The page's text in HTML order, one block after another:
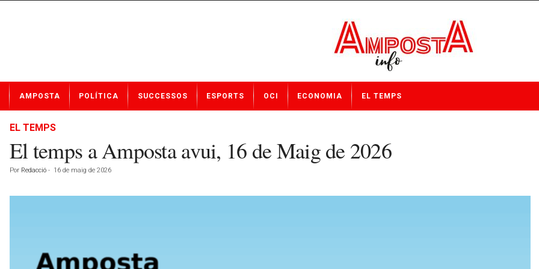
t
AMPOSTA POLÍTICA SUCCESSOS ESPORTS OCI ECONOMIA EL TEMPS
EL TEMPS
El temps a Amposta avui, 16 de Maig de 2026
Por Redacció - 16 de maig de 2026